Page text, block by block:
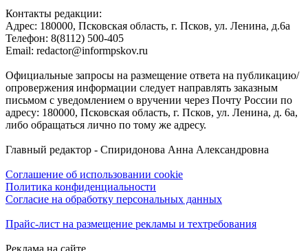
Контакты редакции:
Адреc: 180000, Псковская область, г. Псков, ул. Ленина, д.6а
Телефон: 8(8112) 500-405
Email: redactor@informpskov.ru
Официальные запросы на размещение ответа на публикацию/
опровержения информации следует направлять заказным
письмом с уведомлением о вручении через Почту России по
адресу: 180000, Псковская область, г. Псков, ул. Ленина, д. 6а,
либо обращаться лично по тому же адресу.
Главный редактор - Спиридонова Анна Александровна
Соглашение об использовании cookie
Политика конфиденциальности
Согласие на обработку персональных данных
Прайс-лист на размещение рекламы и техтребования